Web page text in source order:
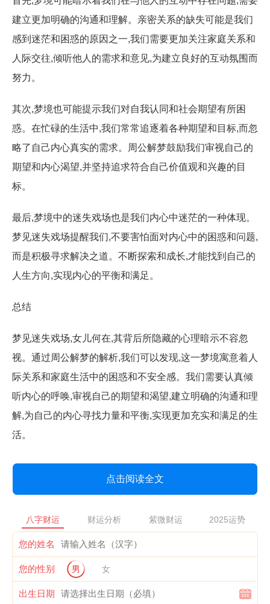
建立更加明确的沟通和理解。亲密关系的缺失可能是我们
感到迷茫和困惑的原因之一,我们需要更加关注家庭关系和
人际交往,倾听他人的需求和意见,为建立良好的互动氛围而
努力。
其次,梦境也可能提示我们对自我认同和社会期望有所困
惑。在忙碌的生活中,我们常常追逐着各种期望和目标,而忽
略了自己内心真实的需求。周公解梦鼓励我们审视自己的
期望和内心渴望,并坚持追求符合自己价值观和兴趣的目
标。
最后,梦境中的迷失戏场也是我们内心中迷茫的一种体现。
梦见迷失戏场提醒我们,不要害怕面对内心中的困惑和问题,
而是积极寻求解决之道。不断探索和成长,才能找到自己的
人生方向,实现内心的平衡和满足。
总结
梦见迷失戏场,女儿何在,其背后所隐藏的心理暗示不容忽
视。通过周公解梦的解析,我们可以发现,这一梦境寓意着人
际关系和家庭生活中的困惑和不安全感。我们需要认真倾
听内心的呼唤,审视自己的期望和渴望,建立明确的沟通和理
解,为自己的内心寻找力量和平衡,实现更加充实和满足的生
活。
点击阅读全文
八字财运 财运分析 紫微财运 2025运势
您的姓名
您的性别 男 女
出生日期